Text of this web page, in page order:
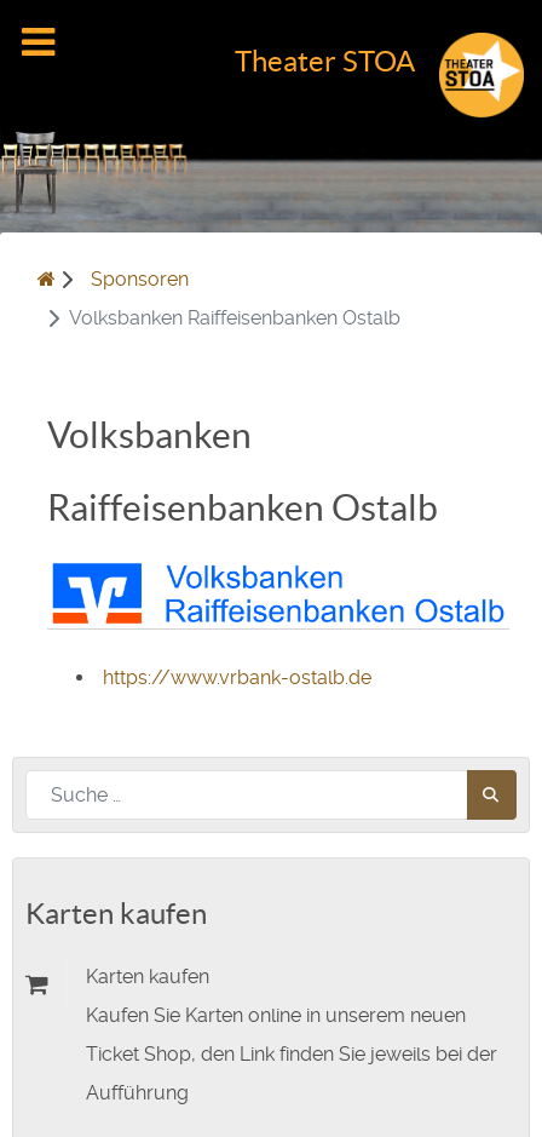
Theater STOA
Sponsoren
Volksbanken Raiffeisenbanken Ostalb
Volksbanken
Raiffeisenbanken Ostalb
https://www.vrbank-ostalb.de
Nach diesem Begriff suchen
Karten kaufen
Karten kaufen
Kaufen Sie Karten online in unserem neuen
Ticket Shop, den Link finden Sie jeweils bei der
Aufführung